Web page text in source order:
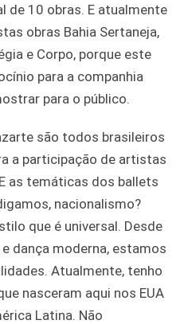
de 10 obras. E atualmente
obras Bahia Sertaneja,
e Corpo, porque este
para a companhia
para o público.
são todos brasileiros
a participação de artistas
as temáticas dos ballets
nacionalismo?
que é universal. Desde
dança moderna, estamos
Atualmente, tenho
nasceram aqui nos EUA
Latina. Não